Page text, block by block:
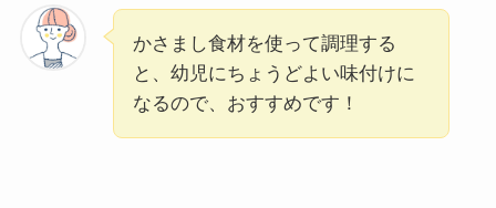
かさまし食材を使って調理する
と、幼児にちょうどよい味付けに
なるので、おすすめです！